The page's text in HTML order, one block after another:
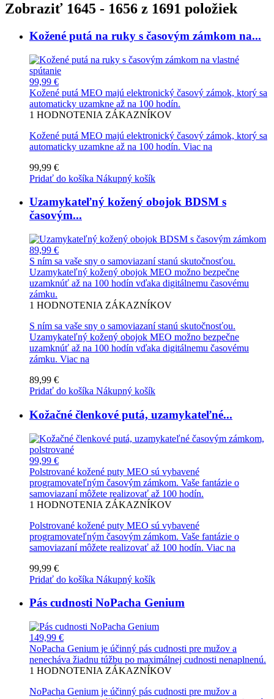
Zobraziť 1645 - 1656 z 1691 položiek
Kožené putá na ruky s časovým zámkom na...
99,99 €
Kožené putá MEO majú elektronický časový zámok, ktorý sa
automaticky uzamkne až na 100 hodín.
1 HODNOTENIA ZÁKAZNÍKOV
Kožené putá MEO majú elektronický časový zámok, ktorý sa
automaticky uzamkne až na 100 hodín. Viac na
99,99 €
Pridať do košíka Nákupný košík
Uzamykateľný kožený obojok BDSM s
časovým...
89,99 €
S ním sa vaše sny o samoviazaní stanú skutočnosťou.
Uzamykateľný kožený obojok MEO možno bezpečne
uzamknúť až na 100 hodín vďaka digitálnemu časovému
zámku.
1 HODNOTENIA ZÁKAZNÍKOV
S ním sa vaše sny o samoviazaní stanú skutočnosťou.
Uzamykateľný kožený obojok MEO možno bezpečne
uzamknúť až na 100 hodín vďaka digitálnemu časovému
zámku. Viac na
89,99 €
Pridať do košíka Nákupný košík
Kožačné členkové putá, uzamykateľné...
99,99 €
Polstrované kožené puty MEO sú vybavené
programovateľným časovým zámkom. Vaše fantázie o
samoviazaní môžete realizovať až 100 hodín.
1 HODNOTENIA ZÁKAZNÍKOV
Polstrované kožené puty MEO sú vybavené
programovateľným časovým zámkom. Vaše fantázie o
samoviazaní môžete realizovať až 100 hodín. Viac na
99,99 €
Pridať do košíka Nákupný košík
Pás cudnosti NoPacha Genium
149,99 €
NoPacha Genium je účinný pás cudnosti pre mužov a
nenecháva žiadnu túžbu po maximálnej cudnosti nenaplnenú.
1 HODNOTENIA ZÁKAZNÍKOV
NoPacha Genium je účinný pás cudnosti pre mužov a